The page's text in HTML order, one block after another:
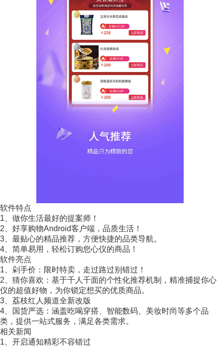
软件特点
1、做你生活最好的提案师！
2、好享购物Android客户端，品质生活！
3、最贴心的精品推荐，方便快捷的品类导航。
4、简单易用，轻松订购您心仪的商品！
软件亮点
1、剁手价：限时特卖，走过路过别错过！
2、猜你喜欢：基于千人千面的个性化推荐机制，精准捕捉你心
仪的超值好物，为你锁定想买的优质商品。
3、荔枝红人频道全新改版
4、国货严选：涵盖吃喝穿搭、智能数码、美妆时尚等多个品
类，提供一站式服务，满足各类需求。
相关新闻
1、开启通知精彩不容错过